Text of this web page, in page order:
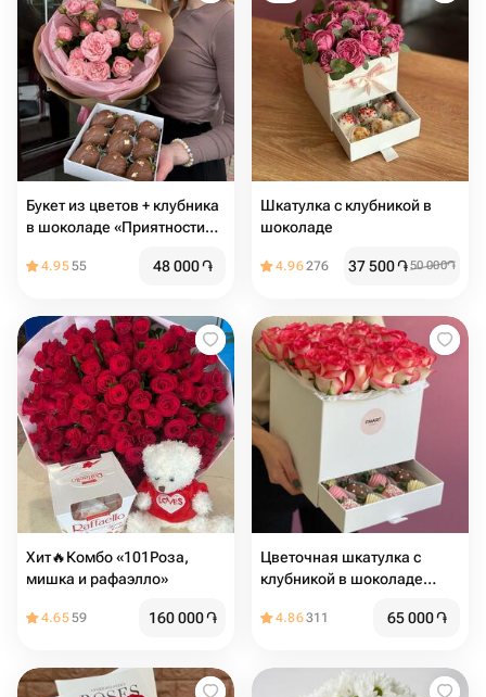
Букет из цветов + клубника
в шоколаде «Приятности
4.9555 48 000֏
Шкатулка с клубникой в
шоколаде
4.96276 37 500֏50 000֏
Хит🔥Комбо «101Роза,
мишка и рафаэлло»
4.6559 160 000֏
Цветочная шкатулка с
клубникой в шоколаде
4.86311 65 000֏